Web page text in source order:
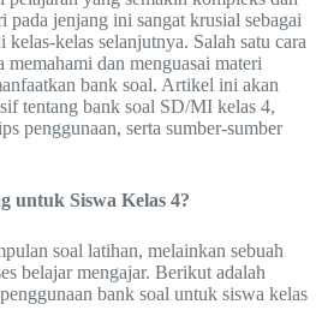
pada jenjang ini sangat krusial sebagai
kelas selanjutnya. Salah satu cara
dan menguasai materi
bank soal. Artikel ini akan
tentang bank soal SD/MI kelas 4,
penggunaan, serta sumber-sumber
untuk Siswa Kelas 4?
soal latihan, melainkan sebuah
belajar mengajar. Berikut adalah
bank soal untuk siswa kelas